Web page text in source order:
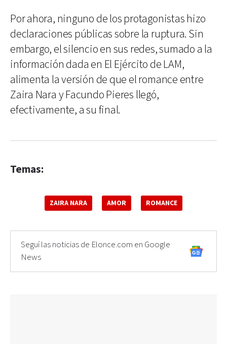
Por ahora, ninguno de los protagonistas hizo
declaraciones públicas sobre la ruptura. Sin
embargo, el silencio en sus redes, sumado a la
información dada en El Ejército de LAM,
alimenta la versión de que el romance entre
Zaira Nara y Facundo Pieres llegó,
efectivamente, a su final.
Temas:
ZAIRA NARA AMOR ROMANCE
Seguí las noticias de Elonce.com en Google
News